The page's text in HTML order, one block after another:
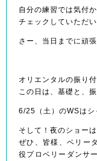
自分の練習では気付
チェックしていただ
さー、当日までに頑
オリエンタルの振り
この日は、基礎と、
6/25（土）のWSはシ
そして！夜のショー
ぜひ、皆様、ベリー
役プロベリーダンサ